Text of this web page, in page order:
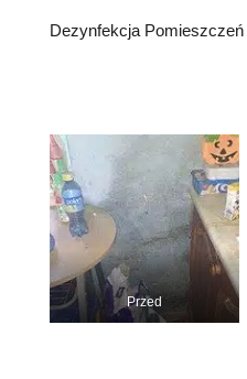
Dezynfekcja Pomieszczeń
Przed